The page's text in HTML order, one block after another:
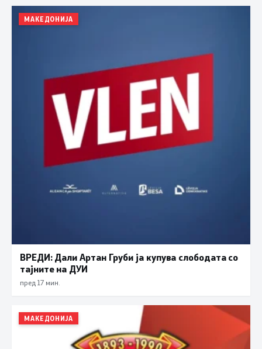
МАКЕДОНИЈА
ВРЕДИ: Дали Артан Груби ја купува слободата со
тајните на ДУИ
пред 17 мин.
МАКЕДОНИЈА